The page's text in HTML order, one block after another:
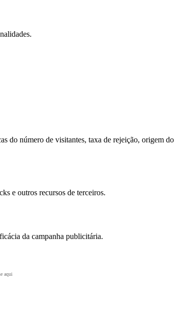
do número de visitantes, taxa de rejeição, origem do
e outros recursos de terceiros.
da campanha publicitária.